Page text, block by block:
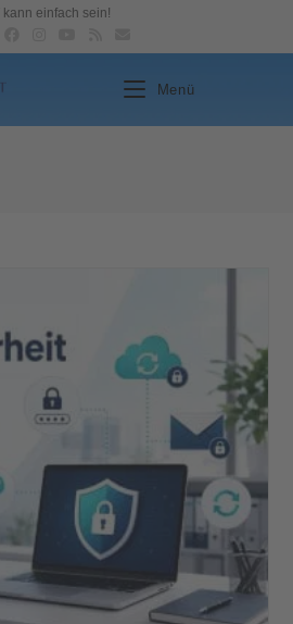
kann einfach sein!
Menü